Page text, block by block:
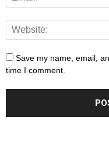
Save my name, email,
time I comment.